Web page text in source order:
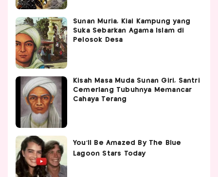
Sunan Muria, Kiai Kampung yang
Suka Sebarkan Agama Islam di
Pelosok Desa
Kisah Masa Muda Sunan Giri, Santri
Cemerlang Tubuhnya Memancar
Cahaya Terang